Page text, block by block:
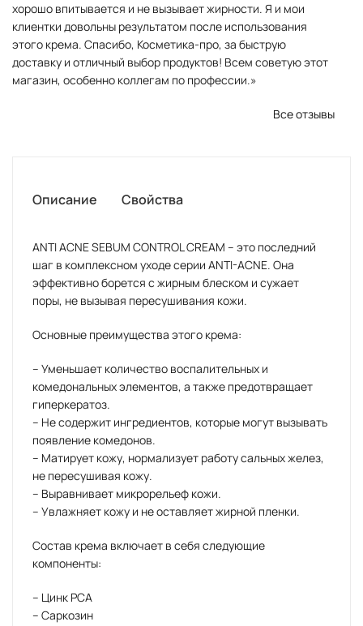
хорошо впитывается и не вызывает жирности. Я и мои
клиентки довольны результатом после использования
этого крема. Спасибо, Косметика-про, за быструю
доставку и отличный выбор продуктов! Всем советую этот
магазин, особенно коллегам по профессии.»
Все отзывы
Описание Свойства
ANTI ACNE SEBUM CONTROL CREAM – это последний
шаг в комплексном уходе серии ANTI-ACNE. Она
эффективно борется с жирным блеском и сужает
поры, не вызывая пересушивания кожи.
Основные преимущества этого крема:
– Уменьшает количество воспалительных и
комедональных элементов, а также предотвращает
гиперкератоз.
– Не содержит ингредиентов, которые могут вызывать
появление комедонов.
– Матирует кожу, нормализует работу сальных желез,
не пересушивая кожу.
– Выравнивает микрорельеф кожи.
– Увлажняет кожу и не оставляет жирной пленки.
Состав крема включает в себя следующие
компоненты:
– Цинк РСА
– Саркозин